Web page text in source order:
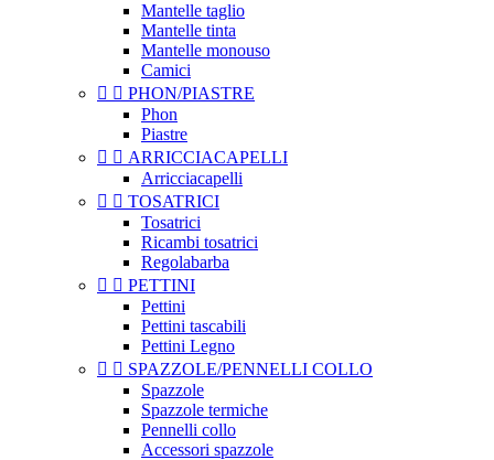
Mantelle taglio
Mantelle tinta
Mantelle monouso
Camici
  PHON/PIASTRE
Phon
Piastre
  ARRICCIACAPELLI
Arricciacapelli
  TOSATRICI
Tosatrici
Ricambi tosatrici
Regolabarba
  PETTINI
Pettini
Pettini tascabili
Pettini Legno
  SPAZZOLE/PENNELLI COLLO
Spazzole
Spazzole termiche
Pennelli collo
Accessori spazzole